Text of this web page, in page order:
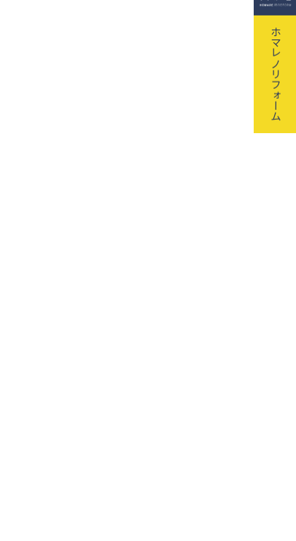
ホマレノリフォーム